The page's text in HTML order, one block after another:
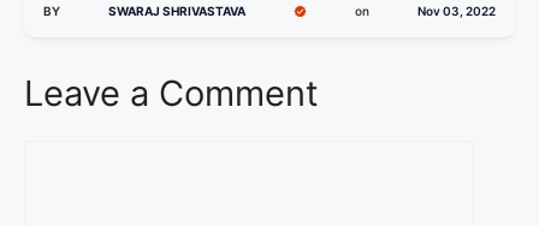
BY SWARAJ SHRIVASTAVA on Nov 03, 2022
Leave a Comment